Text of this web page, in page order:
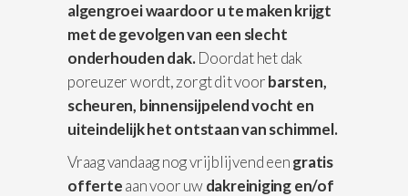
algengroei waardoor u te maken krijgt
met de gevolgen van een slecht
onderhouden dak.Doordat het dak
poreuzer wordt, zorgt dit voorbarsten,
scheuren, binnensijpelend vocht en
uiteindelijk het ontstaan van schimmel.
Vraag vandaag nog vrijblijvend eengratis
offerteaan voor uwdakreiniging en/of